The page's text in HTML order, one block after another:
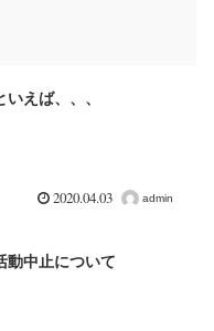
いえば、、、
2020.04.03 admin
動中止について